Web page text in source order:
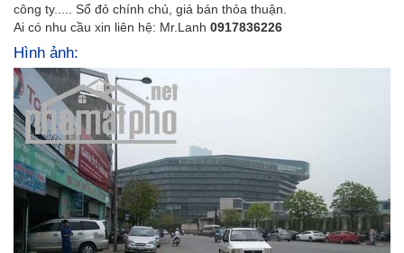
công ty..... Sổ đỏ chính chủ, giá bán thỏa thuận.
Ai có nhu cầu xin liên hệ: Mr.Lanh 0917836226
Hình ảnh: